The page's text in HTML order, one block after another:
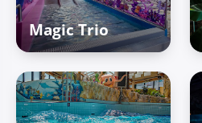
Magic Trio